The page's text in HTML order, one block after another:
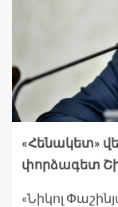
«Հենակետ»
փորձագետ
«Նիկոլ